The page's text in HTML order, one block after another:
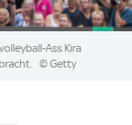
Ass Kira
© Getty